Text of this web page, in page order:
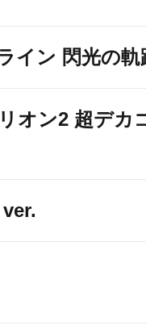
イン 閃光の軌
オン2 超デカ